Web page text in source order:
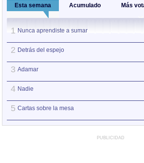
Esta semana Acumulado Más
1 Nunca aprendiste a sumar
2 Detrás del espejo
3 Adamar
4 Nadie
5 Cartas sobre la mesa
PUBLICIDAD